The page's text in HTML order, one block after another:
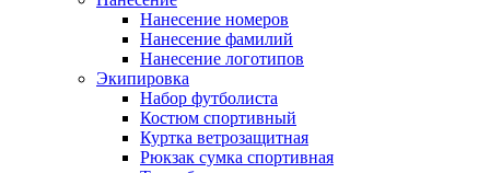
Нанесение номеров
Нанесение фамилий
Нанесение логотипов
Экипировка
Набор футболиста
Костюм спортивный
Куртка ветрозащитная
Рюкзак сумка спортивная